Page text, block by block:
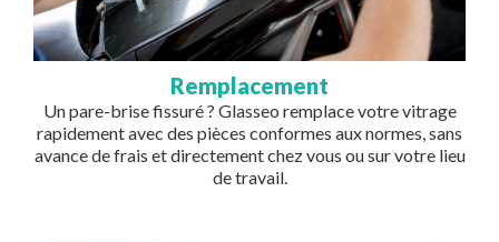
Remplacement
Un pare-brise fissuré ? Glasseo remplace votre vitrage
rapidement avec des pièces conformes aux normes, sans
avance de frais et directement chez vous ou sur votre lieu
de travail.